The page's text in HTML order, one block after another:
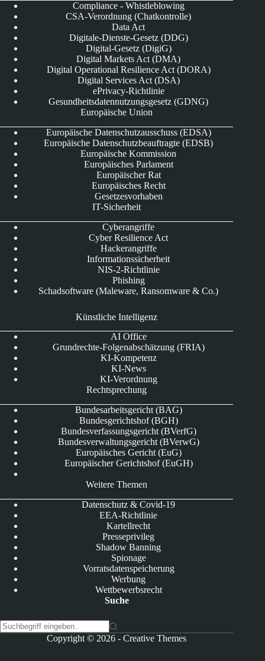
Compliance - Whistleblowing
CSA-Verordnung (Chatkontrolle)
Data Act
Digitale-Dienste-Gesetz (DDG)
Digital-Gesetz (DigiG)
Digital Markets Act (DMA)
Digital Operational Resilience Act (DORA)
Digital Services Act (DSA)
ePrivacy-Richtlinie
Gesundheitsdatennutzungsgesetz (GDNG)
Europäische Union
Europäische Datenschutzausschuss (EDSA)
Europäische Datenschutzbeauftragte (EDSB)
Europäische Kommission
Europäisches Parlament
Europäischer Rat
Europäisches Recht
Gesetzesvorhaben
IT-Sicherheit
Cyberangriffe
Cyber Resilience Act
Hackerangriffe
Informationssicherheit
NIS-2-Richtlinie
Phishing
Schadsoftware (Maleware, Ransomware & Co.)
Künstliche Intelligenz
AI Office
Grundrechte-Folgenabschätzung (FRIA)
KI-Kompetenz
KI-News
KI-Verordnung
Rechtsprechung
Bundesarbeitsgericht (BAG)
Bundesgerichtshof (BGH)
Bundesverfassungsgericht (BVerfG)
Bundesverwaltungsgericht (BVerwG)
Europäisches Gericht (EuG)
Europäischer Gerichtshof (EuGH)
Weitere Themen
Datenschutz & Covid-19
EEA-Richtlinie
Kartellrecht
Presseprivileg
Shadow Banning
Spionage
Vorratsdatenspeicherung
Werbung
Wettbewerbsrecht
Suche
Copyright © 2026 -Creative Themes